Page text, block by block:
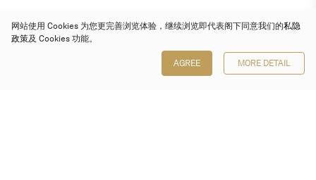
网站使用 Cookies 为您更完善浏览体验，继续浏览即代表阁下同意我们的私隐
政策及 Cookies 功能。
AGREE MORE DETAIL